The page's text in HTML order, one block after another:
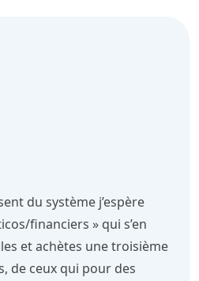
du système j’espère
financiers » qui s’en
et achètes une troisième
de ceux qui pour des